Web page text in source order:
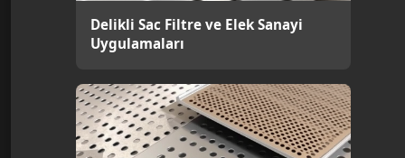
Delikli Sac Filtre ve Elek Sanayi
Uygulamaları